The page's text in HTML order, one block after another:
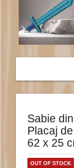
Sabie din
Placaj
62 x 25
OUT OF STOCK